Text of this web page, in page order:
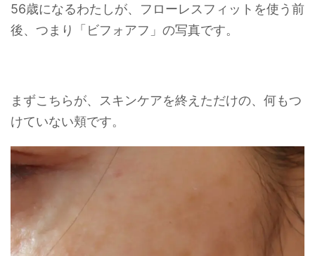
56歳になるわたしが、フローレスフィットを使う前
後、つまり「ビフォアフ」の写真です。
まずこちらが、スキンケアを終えただけの、何もつ
けていない頬です。